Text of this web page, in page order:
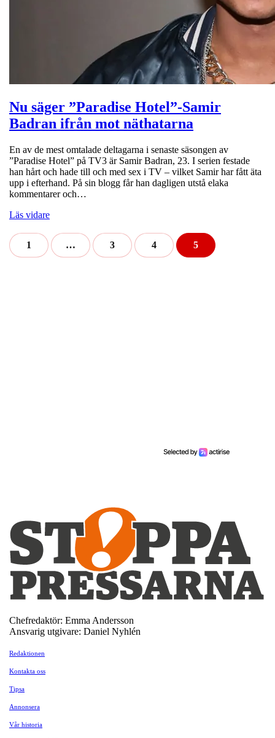
Nu säger ”Paradise Hotel”-Samir
Badran ifrån mot näthatarna
En av de mest omtalade deltagarna i senaste säsongen av
”Paradise Hotel” på TV3 är Samir Badran, 23. I serien festade
han hårt och hade till och med sex i TV – vilket Samir har fått äta
upp i efterhand. På sin blogg får han dagligen utstå elaka
kommentarer och…
Läs vidare
1 … 3 4 5
Chefredaktör: Emma Andersson
Ansvarig utgivare: Daniel Nyhlén
Redaktionen
Kontakta oss
Tipsa
Annonsera
Vår historia